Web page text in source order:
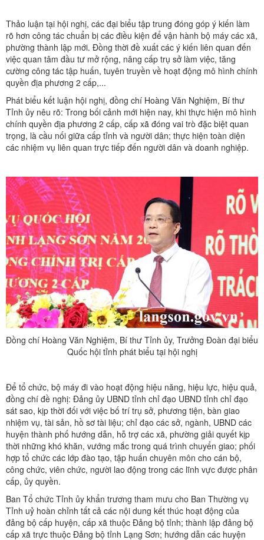
Thảo luận tại hội nghị, các đại biểu tập trung đóng góp ý kiến làm
rõ hơn công tác chuẩn bị các điều kiện để vận hành bộ máy các xã,
phường thành lập mới. Đồng thời đề xuất các ý kiến liên quan đến
việc quan tâm đầu tư mở rộng, nâng cấp trụ sở làm việc, tăng
cường công tác tập huấn, tuyên truyền về hoạt động mô hình chính
quyền địa phương 2 cấp,...
Phát biểu kết luận hội nghị, đồng chí Hoàng Văn Nghiệm, Bí thư
Tỉnh ủy nêu rõ: Trong bối cảnh mới hiện nay, khi thực hiện mô hình
chính quyền địa phương 2 cấp, cấp xã đóng vai trò đặc biệt quan
trọng, là cầu nối giữa cấp tỉnh và người dân; thực hiện toàn diện
các nhiệm vụ liên quan trực tiếp đến người dân và doanh nghiệp.
Đồng chí Hoàng Văn Nghiệm, Bí thư Tỉnh ủy, Trưởng Đoàn đại biểu
Quốc hội tỉnh phát biểu tại hội nghị
Để tổ chức, bộ máy đi vào hoạt động hiệu năng, hiệu lực, hiệu quả,
đồng chí đề nghị: Đảng ủy UBND tỉnh chỉ đạo UBND tỉnh chỉ đạo
sát sao, kịp thời đối với việc bố trí trụ sở, phương tiện, bàn giao
nhiệm vụ, tài sản, hồ sơ tài liệu; chỉ đạo các sở, ngành, UBND các
huyện thành phố hướng dẫn, hỗ trợ các xã, phường giải quyết kịp
thời những khó khăn, vướng mắc trong quá trình chuyển giao; phối
hợp tổ chức các lớp đào tạo, tập huấn chuyên môn cho cán bộ,
công chức, viên chức, người lao động trong các lĩnh vực được phân
cấp, ủy quyền.
Ban Tổ chức Tỉnh ủy khẩn trương tham mưu cho Ban Thường vụ
Tỉnh uỷ hoàn chỉnh tất cả các nội dung kết thúc hoạt động của
đảng bộ cấp huyện, cấp xã thuộc Đảng bộ tỉnh; thành lập đảng bộ
cấp xã trực thuộc Đảng bộ tỉnh Lạng Sơn; hướng dẫn các huyện